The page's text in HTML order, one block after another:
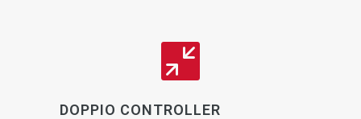
DOPPIO CONTROLLER